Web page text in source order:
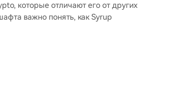
которые отличают его от других
важно понять, как Syrup